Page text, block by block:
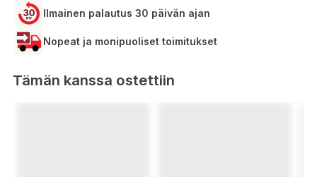
Ilmainen palautus 30 päivän ajan
Nopeat ja monipuoliset toimitukset
Tämän kanssa ostettiin